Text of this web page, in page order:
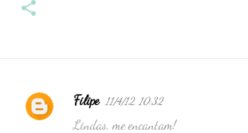
C
Filipe 11/4/12, 10:32
Lindas, me encantam!